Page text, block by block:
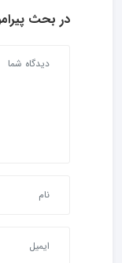
در بحث‌